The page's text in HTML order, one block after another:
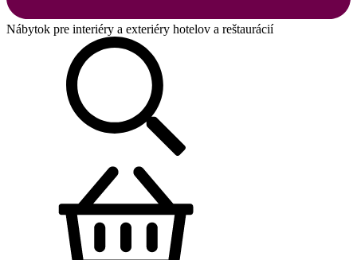
Nábytok pre interiéry a exteriéry hotelov a reštaurácií